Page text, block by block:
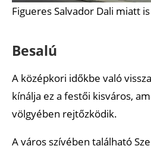
Figueres Salvador Dali miatt
Besalú
A középkori időkbe való
kínálja ez a festői kisváros,
völgyében rejtőzködik.
A város szívében található